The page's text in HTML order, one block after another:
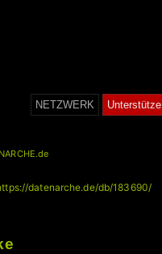
NETZWERK
datenarche.de/db/183690/